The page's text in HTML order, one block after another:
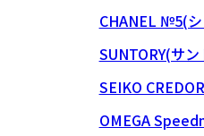
CHANEL №5(
SUNTORY(サ
SEIKO
OMEGA